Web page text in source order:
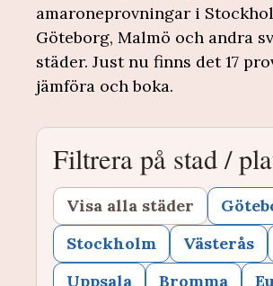
amaroneprovningar i
Göteborg, Malmö och andra
städer. Just nu finns det 17
jämföra och boka.
Filtrera på stad /
Visa alla städer
Stockholm
Västerås
Uppsala
Bromma